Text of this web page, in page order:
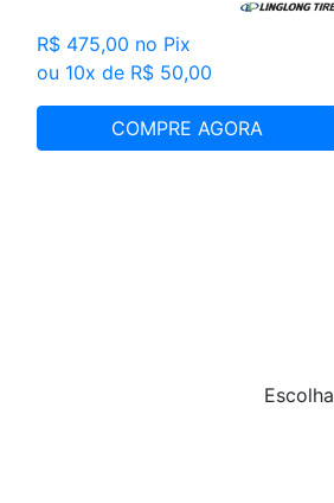
R$ 475,00 no Pix
ou 10x de R$ 50,00
COMPRE AGORA
Escolha